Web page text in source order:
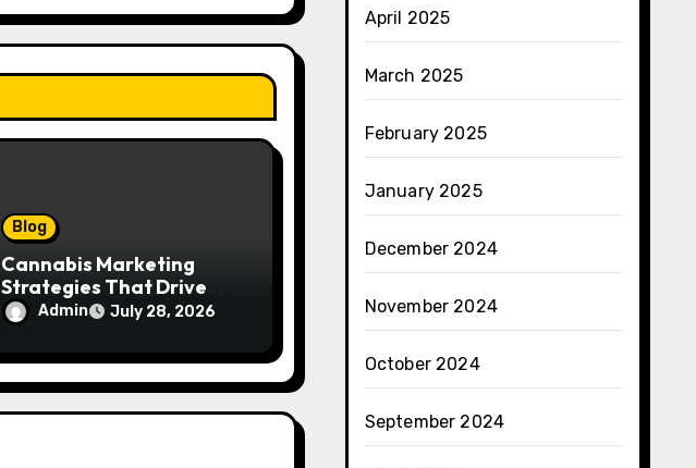
Blog
Cannabis Marketing
Strategies That Drive
Brand Growth and
Customer Trust
Admin July 28, 2026
April 2025
March 2025
February 2025
January 2025
December 2024
November 2024
October 2024
September 2024